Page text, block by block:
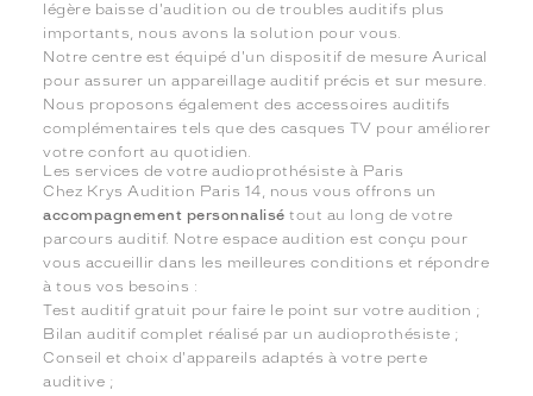
légère baisse d'audition ou de troubles auditifs plus
importants, nous avons la solution pour vous.
Notre centre est équipé d'un dispositif de mesure Aurical
pour assurer un appareillage auditif précis et sur mesure.
Nous proposons également des accessoires auditifs
complémentaires tels que des casques TV pour améliorer
votre confort au quotidien.
Les services de votre audioprothésiste à Paris
Chez Krys Audition Paris 14, nous vous offrons un
accompagnement personnalisé tout au long de votre
parcours auditif. Notre espace audition est conçu pour
vous accueillir dans les meilleures conditions et répondre
à tous vos besoins :
Test auditif gratuit pour faire le point sur votre audition ;
Bilan auditif complet réalisé par un audioprothésiste ;
Conseil et choix d'appareils adaptés à votre perte
auditive ;